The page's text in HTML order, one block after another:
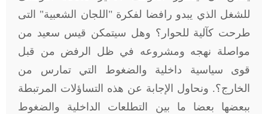
للشغل الذي يبدو رافضا لفكرة "اللجان الشعبية" التى
طرحت كآلية للحوار؟ وهل سيتمكن قيس سعيد من
مواصلة نهجه ومشروعه في ظل الرفض من قبل
قوى سياسية داخلية والضغوط التي تمارس من
الخارج؟. ونحاول الإجابة عن هذه التساؤلات المرتبطة
ببعضها بعضا ما بين التطلعات الداخلية والضغوط